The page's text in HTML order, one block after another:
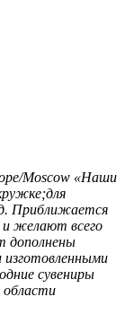
Moscow «Наши
Приближается
и желают всего
дополнены
изготовленными
сувениры
области